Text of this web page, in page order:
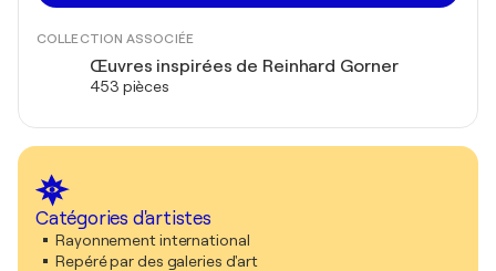
COLLECTION ASSOCIÉE
Œuvres inspirées de Reinhard Gorner
453 pièces
Catégories d'artistes
Rayonnement international
Repéré par des galeries d'art